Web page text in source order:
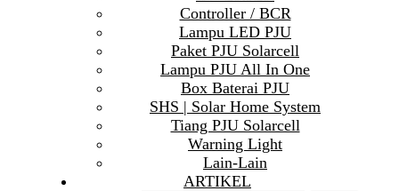
Controller / BCR
Lampu LED PJU
Paket PJU Solarcell
Lampu PJU All In One
Box Baterai PJU
SHS | Solar Home System
Tiang PJU Solarcell
Warning Light
Lain-Lain
ARTIKEL